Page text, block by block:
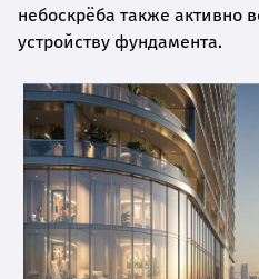
небоскрёба также активно
устройству фундамента.